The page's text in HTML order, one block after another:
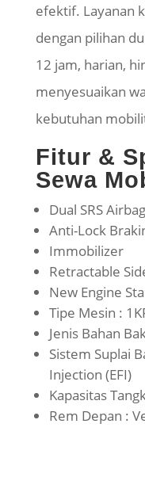
efektif. Layanan
dengan pilihan
12 jam, harian,
menyesuaikan
kebutuhan
Fitur &
Sewa
Dual SRS
Anti-Lock
Immobilizer
Retractable
New Engine
Tipe Mesin :
Jenis Bahan
Sistem Suplai
Injection (EFI)
Kapasitas
Rem Depan :